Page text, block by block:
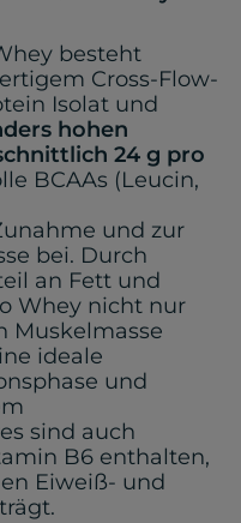
besteht
Cross-Flow-
Isolat und
hohen
24 g pro
BCAAs (Leucin,
und zur
bei. Durch
an Fett und
Whey nicht nur
Muskelmasse
ideale
und
sind auch
B6 enthalten,
Eiweiß- und